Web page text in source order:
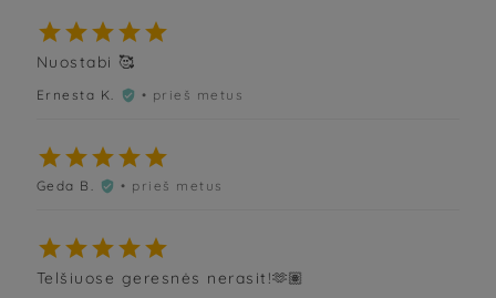

Nuostabi 🥰
Ernesta K.  • prieš metus

Geda B.  • prieš metus

Telšiuose geresnės nerasit!🫶🏽